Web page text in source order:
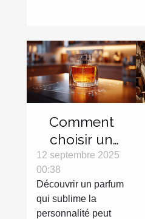
Comment
choisir un
parfum en
ligne sans
l'essayer ?
12 septembre 2025
00:38
Découvrir un parfum
qui sublime la
personnalité peut